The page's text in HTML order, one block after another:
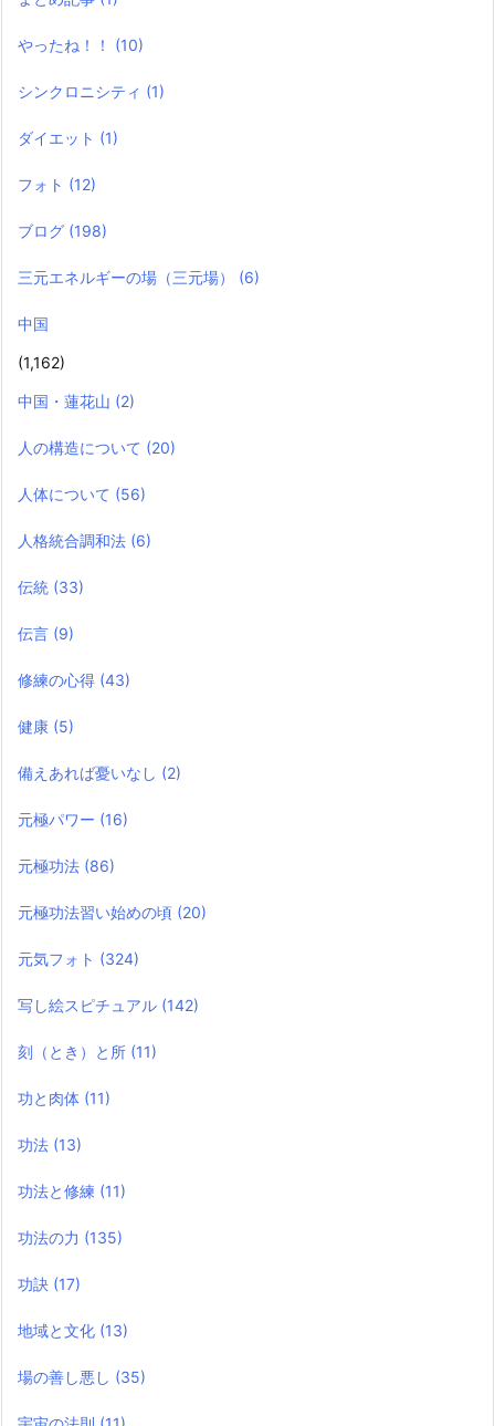
やったね！！ (10)
シンクロニシティ (1)
ダイエット (1)
フォト (12)
ブログ (198)
三元エネルギーの場（三元場） (6)
中国
(1,162)
中国・蓮花山 (2)
人の構造について (20)
人体について (56)
人格統合調和法 (6)
伝統 (33)
伝言 (9)
修練の心得 (43)
健康 (5)
備えあれば憂いなし (2)
元極パワー (16)
元極功法 (86)
元極功法習い始めの頃 (20)
元気フォト (324)
写し絵スピチュアル (142)
刻（とき）と所 (11)
功と肉体 (11)
功法 (13)
功法と修練 (11)
功法の力 (135)
功訣 (17)
地域と文化 (13)
場の善し悪し (35)